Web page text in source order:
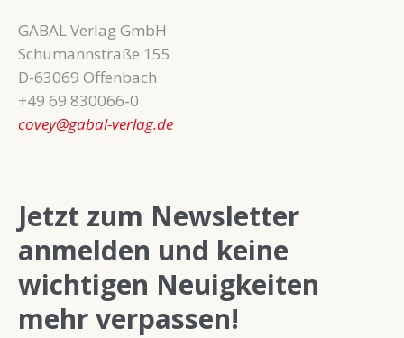
GABAL Verlag GmbH
Schumannstraße 155
D-63069 Offenbach
+49 69 830066-0
covey@gabal-verlag.de
Jetzt zum Newsletter
anmelden und keine
wichtigen Neuigkeiten
mehr verpassen!